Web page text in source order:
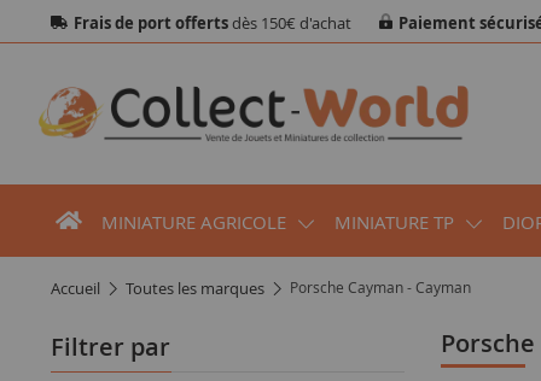
Frais de port offertsdès 150€ d'achat Paiement
MINIATURE AGRICOLE MINIATURE TP
accueil toutes les marques Porsche Cayman - Cayman
Filtrer par